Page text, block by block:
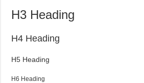
H3 Heading
H4 Heading
H5 Heading
H6 Heading